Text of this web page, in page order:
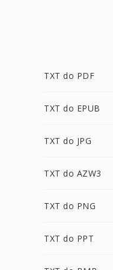
TXT do PDF
TXT do EPUB
TXT do JPG
TXT do AZW3
TXT do PNG
TXT do PPT